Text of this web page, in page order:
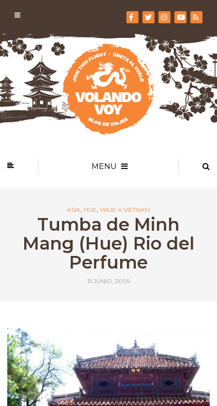
MENU
ASIA, HUE, VIAJE A VIETNAM
Tumba de Minh
Mang (Hue) Rio del
Perfume
15 JUNIO, 2009